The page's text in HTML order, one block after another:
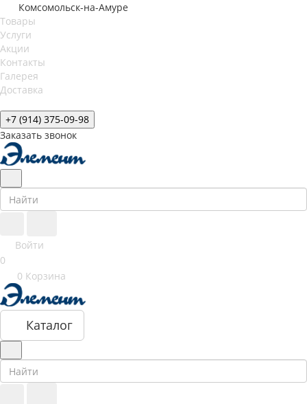
Комсомольск-на-Амуре
Товары
Услуги
Акции
Контакты
Галерея
Доставка
+7 (914) 375-09-98
Заказать звонок
Войти
0
0 Корзина
Каталог